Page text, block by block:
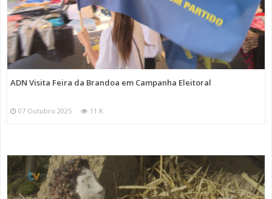
ADN Visita Feira da Brandoa em Campanha Eleitoral
07 Outubro 2025 11 K